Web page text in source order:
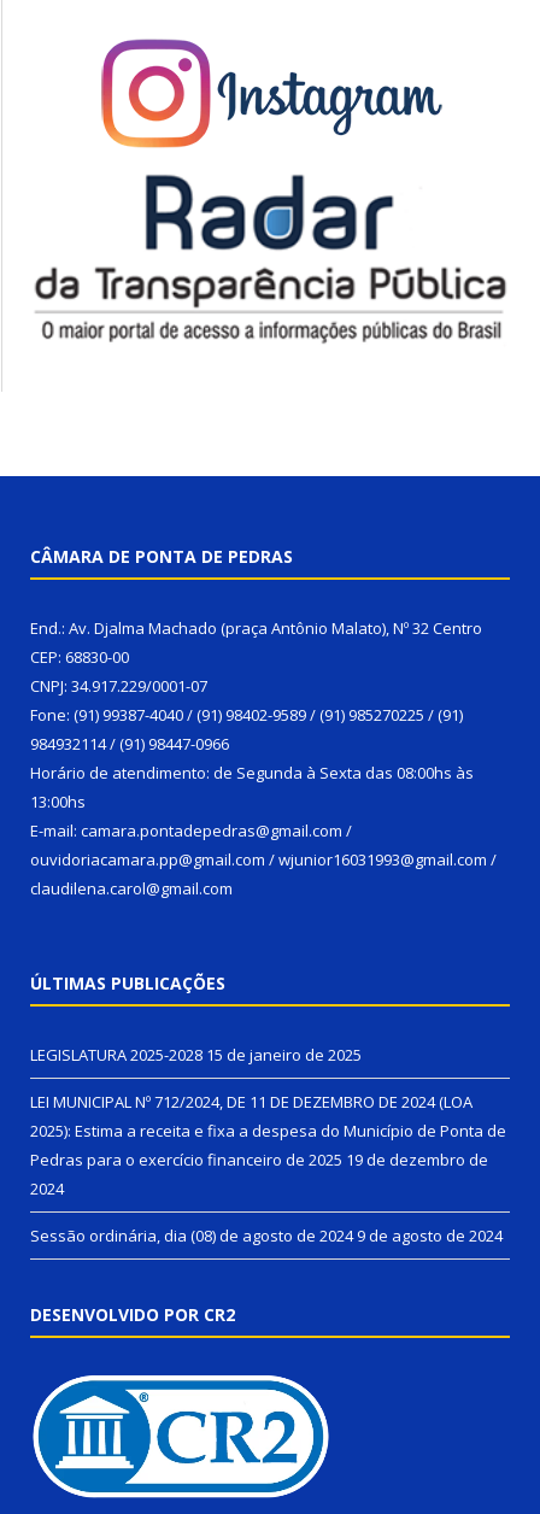
CÂMARA DE PONTA DE PEDRAS
End.: Av. Djalma Machado (praça Antônio Malato), Nº 32 Centro
CEP: 68830-00
CNPJ: 34.917.229/0001-07
Fone: (91) 99387-4040 / (91) 98402-9589 / (91) 985270225 / (91)
984932114 / (91) 98447-0966
Horário de atendimento: de Segunda à Sexta das 08:00hs às
13:00hs
E-mail: camara.pontadepedras@gmail.com /
ouvidoriacamara.pp@gmail.com / wjunior16031993@gmail.com /
claudilena.carol@gmail.com
ÚLTIMAS PUBLICAÇÕES
LEGISLATURA 2025-2028 15 de janeiro de 2025
LEI MUNICIPAL Nº 712/2024, DE 11 DE DEZEMBRO DE 2024 (LOA
2025): Estima a receita e fixa a despesa do Município de Ponta de
Pedras para o exercício financeiro de 2025 19 de dezembro de
2024
Sessão ordinária, dia (08) de agosto de 20249 de agosto de 2024
DESENVOLVIDO POR CR2